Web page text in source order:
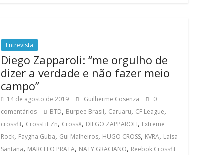
Entrevista
Diego Zapparoli: “me orgulho de
dizer a verdade e não fazer meio
campo”
14 de agosto de 2019 Guilherme Cosenza
0
comentários
BTD, Burpee Brasil, Caruaru, CF League,
crossfit, CrossFit Zn, CrossX, DIEGO ZAPPAROLI, Extreme
Rock, Faygha Guba, Gui Malheiros, HUGO CROSS, KVRA, Laísa
Santana, MARCELO PRATA, NATY GRACIANO, Reebok Crossfit